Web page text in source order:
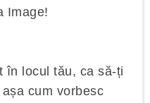
Image!
în locul tău, ca să-ți
cum vorbesc